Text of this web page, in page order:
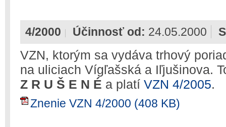
4/2000 Účinnosť od: 24.05.2000
VZN, ktorým sa vydáva trhový
na uliciach Vígľašská a Iľjušinova.
Z R U Š E N É a platí VZN 4/2005.
Znenie VZN 4/2000 (408 KB)